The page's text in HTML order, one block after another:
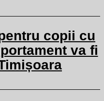
copii cu
va fi